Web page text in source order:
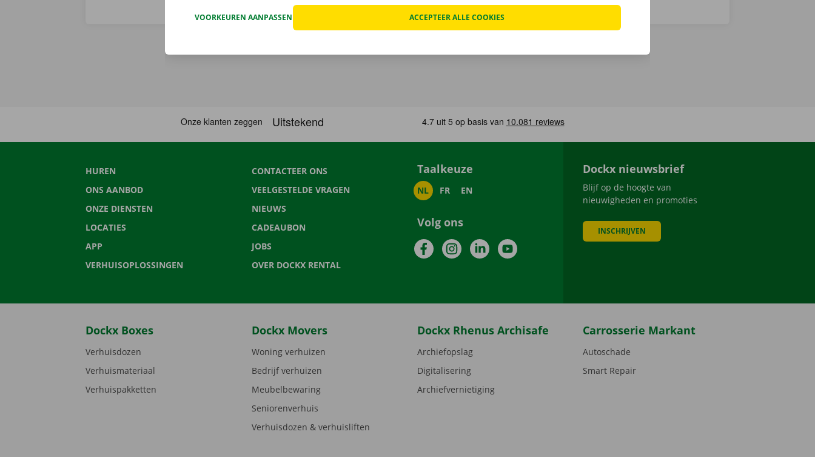
HUREN
ONS AANBOD
ONZE DIENSTEN
LOCATIES
APP
VERHUISOPLOSSINGEN
CONTACTEER ONS
VEELGESTELDE VRAGEN
NIEUWS
CADEAUBON
JOBS
OVER DOCKX RENTAL
Taalkeuze
NL FR EN
Volg ons
FacebookInstagramLinkedInYouTube
Dockx nieuwsbrief
Blijf op de hoogte van
nieuwigheden en promoties
INSCHRIJVEN
Dockx Boxes
Verhuisdozen
Verhuismateriaal
Verhuispakketten
Dockx Movers
Woning verhuizen
Bedrijf verhuizen
Meubelbewaring
Seniorenverhuis
Verhuisdozen & verhuisliften
Dockx Rhenus Archisafe
Archiefopslag
Digitalisering
Archiefvernietiging
Carrosserie Markant
Autoschade
Smart Repair
VOORKEUREN AANPASSEN ACCEPTEER ALLE COOKIES